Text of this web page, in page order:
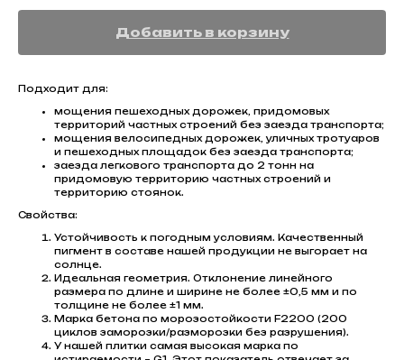
Добавить в корзину
Подходит для:
мощения пешеходных дорожек, придомовых
территорий частных строений без заезда транспорта;
мощения велосипедных дорожек, уличных тротуаров
и пешеходных площадок без заезда транспорта;
заезда легкового транспорта до 2 тонн на
придомовую территорию частных строений и
территорию стоянок.
Свойства:
Устойчивость к погодным условиям. Качественный
пигмент в составе нашей продукции не выгорает на
солнце.
Идеальная геометрия. Отклонение линейного
размера по длине и ширине не более ±0,5 мм и по
толщине не более ±1 мм.
Марка бетона по морозостойкости F2200 (200
циклов заморозки/разморозки без разрушения).
У нашей плитки самая высокая марка по